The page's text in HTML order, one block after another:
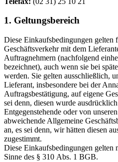
1. Geltungsbereich
Diese Einkaufsbedingungen gelten
Geschäftsverkehr mit dem
Auftragnehmern (nachfolgend
bezeichnet), auch wenn sie bei
werden. Sie gelten ausschließlich,
Lieferant, insbesondere bei der
Auftragsbestätigung, auf eigene
sei denn, diesen wurde
Entgegenstehende oder von
abweichende Allgemeine
an, es sei denn, wir hätten diesen
zugestimmt.
Diese Einkaufsbedingungen gelten
Sinne des § 310 Abs. 1 BGB.